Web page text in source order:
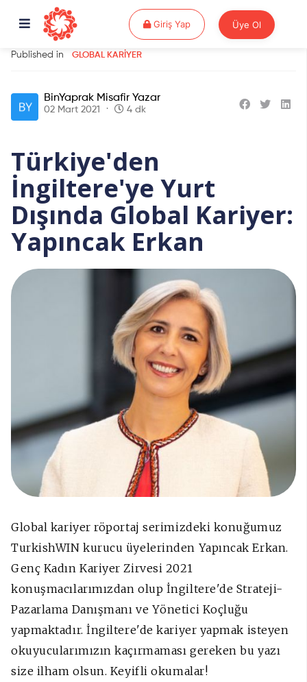
Giriş YapGiriş Yap Üye Ol
Published in GLOBAL KARIYER
BinYaprak Misafir Yazar
02 Mart 2021 4 dk
Türkiye'den
İngiltere'ye Yurt
Dışında Global Kariyer:
Yapıncak Erkan
Global kariyer röportaj serimizdeki konuğumuz
TurkishWIN kurucu üyelerinden Yapıncak Erkan.
Genç Kadın Kariyer Zirvesi 2021
konuşmacılarımızdan olup İngiltere'de Strateji-
Pazarlama Danışmanı ve Yönetici Koçluğu
yapmaktadır. İngiltere'de kariyer yapmak isteyen
okuyucularımızın kaçırmaması gereken bu yazı
size ilham olsun. Keyifli okumalar!